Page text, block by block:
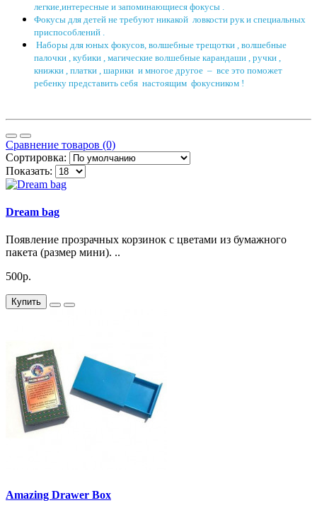
легкие,интересные и запоминающиеся фокусы .
Фокусы для детей не требуют никакой ловкости рук и специальных
приспособлений .
Наборы для юных фокусов, волшебные трещотки , волшебные
палочки , кубики , магические волшебные карандаши , ручки ,
книжки , платки , шарики и многое другое – все это поможет
ребенку представить себя настоящим фокусником !
Сравнение товаров (0)
Сортировка:
Показать:
Dream bag
Появление прозрачных корзинок с цветами из бумажного
пакета (размер мини). ..
500р.
Купить
Amazing Drawer Box